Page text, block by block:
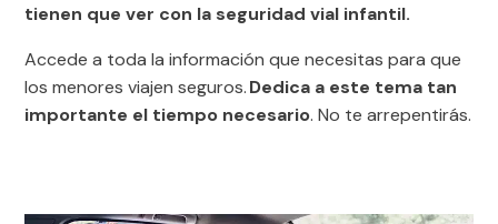
tienen que ver con la seguridad vial infantil.
Accede a toda la información que necesitas para que
los menores viajen seguros.Dedica a este tema tan
importante el tiempo necesario. No te arrepentirás.